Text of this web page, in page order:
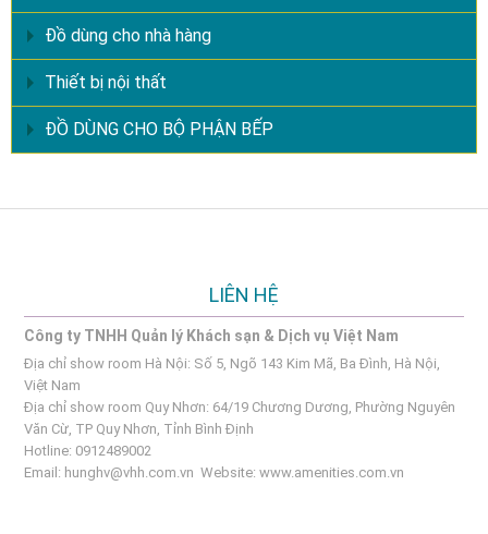
Đồ dùng cho nhà hàng
Thiết bị nội thất
ĐỒ DÙNG CHO BỘ PHẬN BẾP
LIÊN HỆ
Công ty TNHH Quản lý Khách sạn & Dịch vụ Việt Nam
Địa chỉ show room Hà Nội: Số 5, Ngõ 143 Kim Mã, Ba Đình, Hà Nội,
Việt Nam
Địa chỉ show room Quy Nhơn: 64/19 Chương Dương, Phường Nguyên
Văn Cừ, TP Quy Nhơn, Tỉnh Bình Định
Hotline: 0912489002
Email: hunghv@vhh.com.vn Website:www.amenities.com.vn